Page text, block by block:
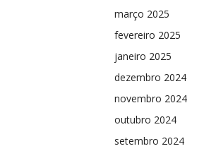
março 2025
fevereiro 2025
janeiro 2025
dezembro 2024
novembro 2024
outubro 2024
setembro 2024